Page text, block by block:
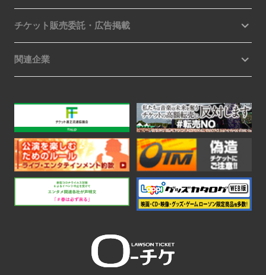
チケット販売委託・広告掲載
関連企業